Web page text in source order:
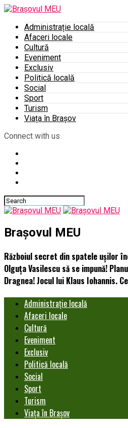
Administrație locală
Afaceri locale
Cultură
Eveniment
Exclusiv
Politică locală
Social
Sport
Turism
Viața în Brașov
Connect with us
Brașovul MEU
Războiul secret din spatele ușilor
Olguța Vasilescu să se impună!
Dragnea! Jocul lui Klaus Iohannis.
Administrație locală
Afaceri locale
Cultură
Eveniment
Exclusiv
Politică locală
Social
Sport
Turism
Viața în Brașov